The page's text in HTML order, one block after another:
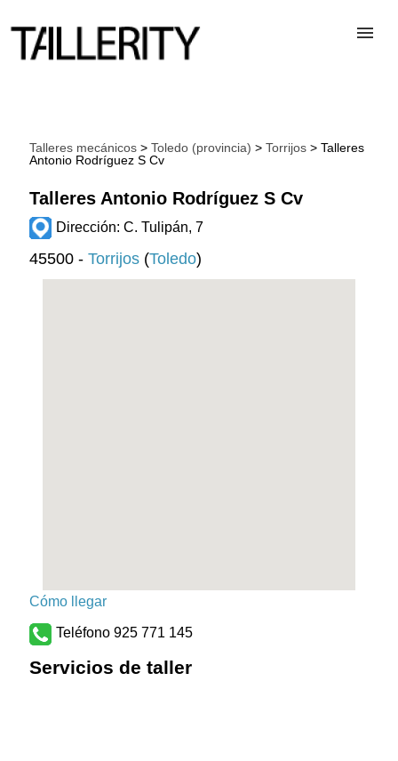
DESGUACES
PARA PROFESIONALES
BLOG
Talleres mecánicos > Toledo (provincia) > Torrijos > Talleres
Antonio Rodríguez S Cv
Talleres Antonio Rodríguez S Cv
Dirección: C. Tulipán, 7
45500 - Torrijos (Toledo)
Cómo llegar
Teléfono 925 771 145
Servicios de taller